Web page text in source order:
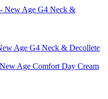
Age G4 Neck & Decollete